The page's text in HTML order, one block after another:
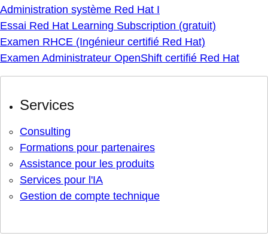
Administration système Red Hat I
Essai Red Hat Learning Subscription (gratuit)
Examen RHCE (Ingénieur certifié Red Hat)
Examen Administrateur OpenShift certifié Red Hat
Services
Consulting
Formations pour partenaires
Assistance pour les produits
Services pour l'IA
Gestion de compte technique